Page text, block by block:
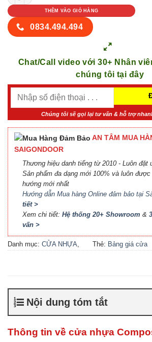
THÊM VÀO GIỎ HÀNG
0834.494.494
Chat/Call video với 30+ Nhân
chúng tôi tại đây
Chúng tôi sẽ gọi lại tư vấn & hỗ trợ
AN TÂM MUA
SAIGONDOOR
Thương hiệu danh tiếng từ 2010 - Luôn đặt
Sản phẩm đa dạng mới 100% và luôn
hướng mới nhất
Hướng dẫn Mua hàng Online đảm bảo tại
tiết >
Xem chi tiết: Hệ thống 20+ Showroom &
vấn >
Danh mục: CỬA NHỰA,
Thẻ: Bảng giá cửa
nhiêu
là gì,
TPHCM,Cửa nhựa
Đánh giá cửa nhựa
Nội dung tóm tắt
Thông tin về cửa nhựa